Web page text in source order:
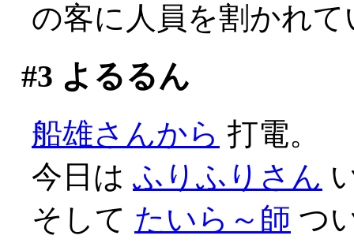
の客に人員を割かれて
#3 よるるん
船雄さんから 打電。
今日は ふりふりさん
そして たいら～師 つ